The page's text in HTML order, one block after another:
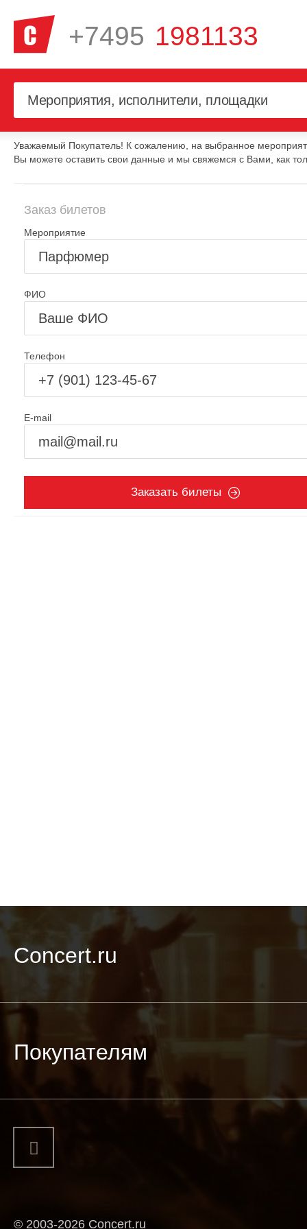
+7495 1981133
Уважаемый Покупатель! К сожалению, на выбранное
Вы можете оставить свои данные и мы свяжемся с Вами, как
Заказ билетов
Мероприятие
ФИО
Телефон
E-mail
Заказать билеты
Concert.ru
Покупателям
© 2003-2026 Concert.ru